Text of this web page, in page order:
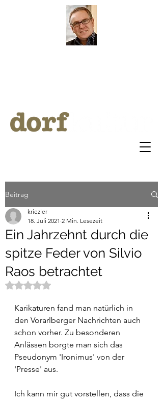
Beitrag
Ein Jahrzehnt durch die
spitze Feder von Silvio
Raos betrachtet
kriezler
18. Juli 2021 2 Min. Lesezeit
Mit NaN von 5 Sternen bewertet.
Karikaturen fand man natürlich in
den Vorarlberger Nachrichten auch
schon vorher. Zu besonderen
Anlässen borgte man sich das
Pseudonym 'Ironimus' von der
'Presse' aus.
Ich kann mir gut vorstellen, dass die